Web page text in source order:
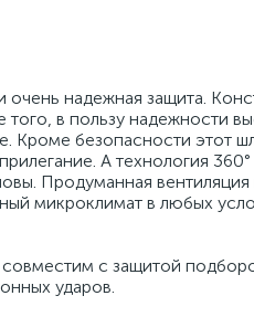
надежная защита.
в пользу надежности
Кроме безопасности этот
А технология
Продуманная
микроклимат в любых
с защитой
ударов.